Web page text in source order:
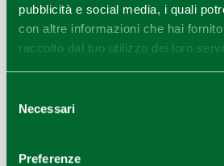
pubblicità e social media, i quali
con altre informazioni che hai
raccolto dal tuo utilizzo dei loro
delNecessari
Preferenze
Toano (RE), Carlo Alberto Montorsi
Guides